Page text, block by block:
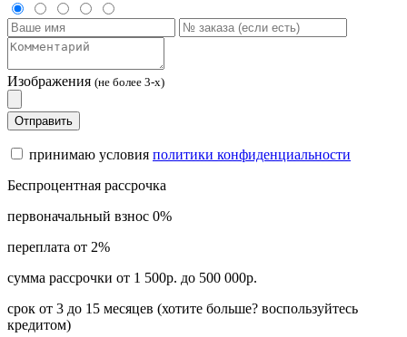
Изображения (не более 3-х)
Отправить
принимаю условия политики конфиденциальности
Беспроцентная рассрочка
первоначальный взнос 0%
переплата от 2%
сумма рассрочки от 1 500р. до 500 000р.
срок от 3 до 15 месяцев (хотите больше? воспользуйтесь
кредитом)